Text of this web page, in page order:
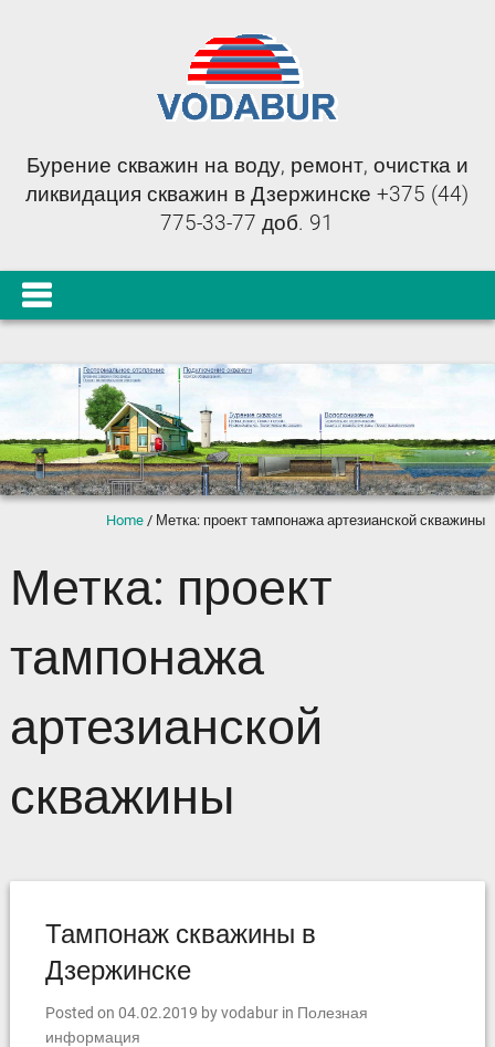
Бурение скважин на воду, ремонт, очистка и
ликвидация скважин в Дзержинске +375 (44)
775-33-77 доб. 91
Home / Метка: проект тампонажа артезианской скважины
Метка: проект
тампонажа
артезианской
скважины
Тампонаж скважины в
Дзержинске
Posted on 04.02.2019 byvodabur in Полезная
информация